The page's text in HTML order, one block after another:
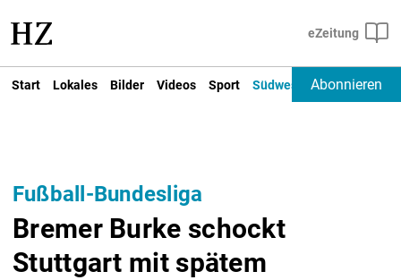
Start Lokales Bilder Videos Sport Südwest Deutschland
Abonnieren
Fußball-Bundesliga
Bremer Burke schockt
Stuttgart mit spätem